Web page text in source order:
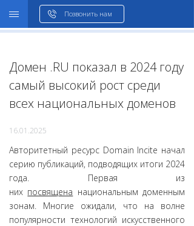
Позвонить нам
Домен .RU показал в 2024 году
самый высокий рост среди
всех национальных доменов
16.01.2025
Авторитетный ресурс Domain Incite начал
серию публикаций, подводящих итоги 2024
года. Первая из
них посвящена национальным доменным
зонам. Многие ожидали, что на волне
популярности технологий искусственного